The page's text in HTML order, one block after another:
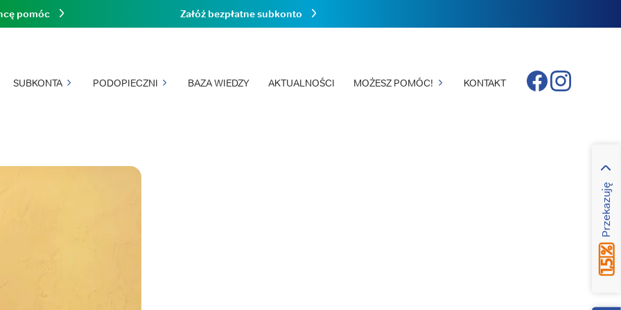
SUBKONTA PODOPIECZNI BAZA WIEDZY AKTUALNOŚCI MOŻESZ POMÓC! KONTAKT
Przekazuję
pomóc Załóż bezpłatne subkonto
FacebookInstagram